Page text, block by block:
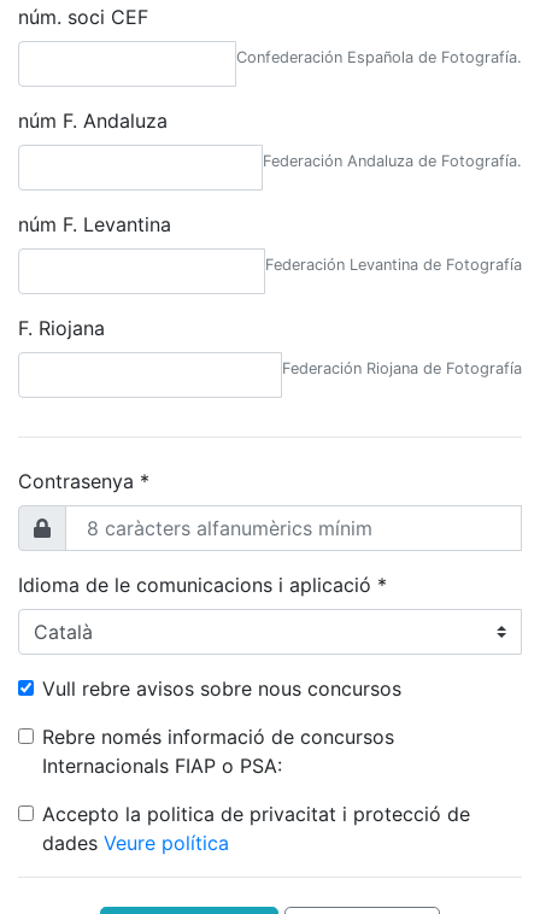
núm. soci CEF
Confederación Española de Fotografía.
núm F. Andaluza
Federación Andaluza de Fotografía.
núm F. Levantina
Federación Levantina de Fotografía
F. Riojana
Federación Riojana de Fotografía
Contrasenya *
Idioma de le comunicacions i aplicació *
Vull rebre avisos sobre nous concursos
Rebre només informació de concursos
Internacionals FIAP o PSA:
Accepto la politica de privacitat i protecció de
dades Veure política